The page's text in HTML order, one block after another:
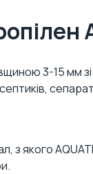
3-15 мм
з якого